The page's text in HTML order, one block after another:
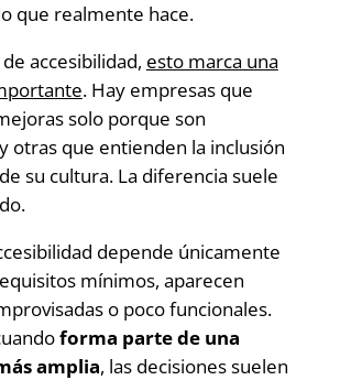
que realmente hace.
accesibilidad, esto marca una
. Hay empresas que
solo porque son
otras que entienden la inclusión
su cultura. La diferencia suele
depende únicamente
mínimos, aparecen
o poco funcionales.
forma parte de una
amplia, las decisiones suelen